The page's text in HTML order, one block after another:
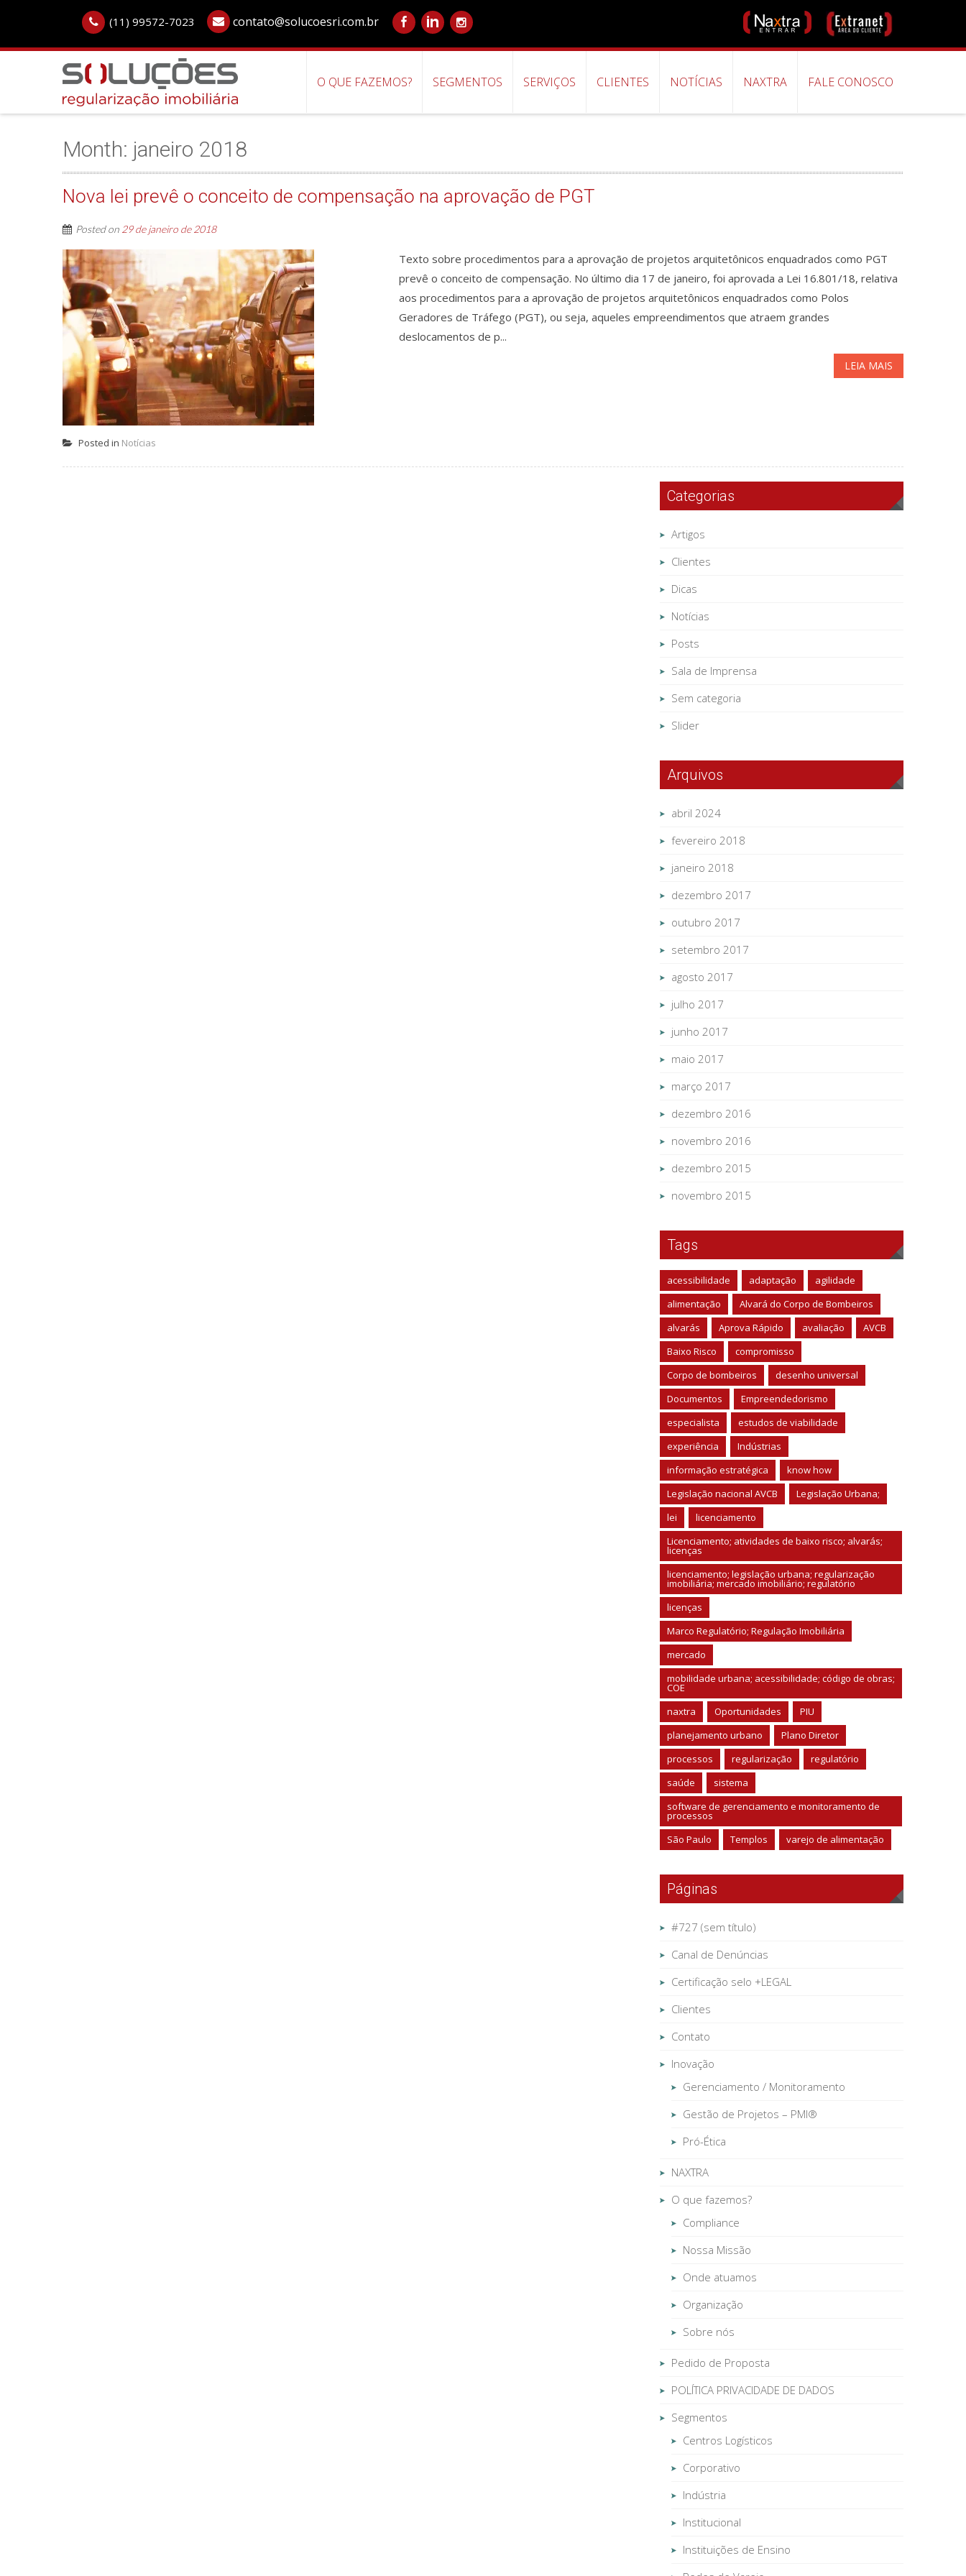
(11) 99572-7023 contato@solucoesri.com.br
O QUE FAZEMOS? SEGMENTOS SERVIÇOS CLIENTES NOTÍCIAS NAXTRA FALE CONOSCO
Month: janeiro 2018
Nova lei prevê o conceito de compensação na aprovação de PGT
Posted on 29 de janeiro de 2018
Texto sobre procedimentos para a aprovação de projetos arquitetônicos enquadrados como PGT
prevê o conceito de compensação. No último dia 17 de janeiro, foi aprovada a Lei 16.801/18, relativa
aos procedimentos para a aprovação de projetos arquitetônicos enquadrados como Polos
Geradores de Tráfego (PGT), ou seja, aqueles empreendimentos que atraem grandes
deslocamentos de p...
LEIA MAIS
Posted in Notícias
Categorias
Artigos
Clientes
Dicas
Notícias
Posts
Sala de Imprensa
Sem categoria
Slider
Arquivos
abril 2024
fevereiro 2018
janeiro 2018
dezembro 2017
outubro 2017
setembro 2017
agosto 2017
julho 2017
junho 2017
maio 2017
março 2017
dezembro 2016
novembro 2016
dezembro 2015
novembro 2015
Tags
acessibilidade adaptação
agilidade
alimentação
Alvará do Corpo de Bombeiros
alvarás
Aprova Rápido avaliação
AVCB
Baixo Risco
compromisso
Corpo de bombeiros
desenho universal
Documentos
Empreendedorismo
especialista
estudos de viabilidade
experiência
Indústrias
informação estratégica
know how
Legislação nacional AVCB
Legislação Urbana;
lei
licenciamento
Licenciamento; atividades de baixo risco; alvarás;
licenças
licenciamento; legislação urbana; regularização
imobiliária; mercado imobiliário; regulatório
licenças
Marco Regulatório; Regulação Imobiliária
mercado
mobilidade urbana; acessibilidade; código de obras;
COE
naxtra
Oportunidades
PIU
planejamento urbano
Plano Diretor
processos
regularização
regulatório
saúde
sistema
software de gerenciamento e monitoramento de
processos
São Paulo
Templos varejo de alimentação
Páginas
#727 (sem título)
Canal de Denúncias
Certificação selo +LEGAL
Clientes
Contato
Inovação
Gerenciamento / Monitoramento
Gestão de Projetos – PMI®
Pró-Ética
NAXTRA
O que fazemos?
Compliance
Nossa Missão
Onde atuamos
Organização
Sobre nós
Pedido de Proposta
POLÍTICA PRIVACIDADE DE DADOS
Segmentos
Centros Logísticos
Corporativo
Indústria
Institucional
Instituições de Ensino